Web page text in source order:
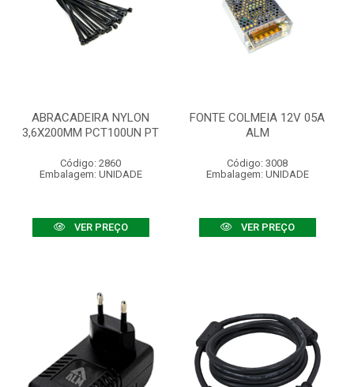
ABRACADEIRA NYLON
3,6X200MM PCT100UN PT
Código: 2860
Embalagem: UNIDADE
VER PREÇO
FONTE COLMEIA 12V 05A
ALM
Código: 3008
Embalagem: UNIDADE
VER PREÇO